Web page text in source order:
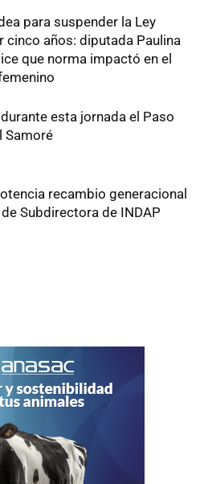
para suspender la Ley
cinco años: diputada Paulina
que norma impactó en el
esta jornada el Paso
Samoré
recambio generacional
Subdirectora de INDAP